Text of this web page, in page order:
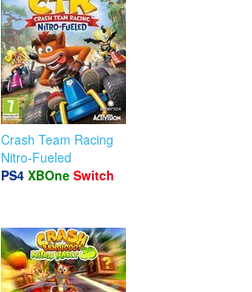
Crash Team Racing
Nitro-Fueled
PS4 XBOne Switch